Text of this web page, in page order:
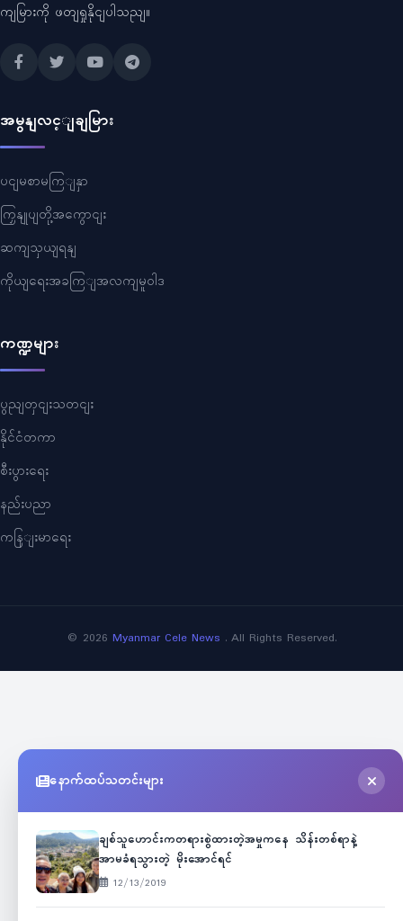
ကျမြားကို ဖတျရှုနိုငျပါသညျ။
အမွနျလင့ျချမြား
ပငျမစာမကြျနှာ
ကြှနျုပျတို့အကွောငျး
ဆကျသှယျရနျ
ကိုယျရေးအခကြျအလကျမူဝါဒ
ကဏ္ဍများ
ပွညျတှငျးသတငျး
နိုင်ငံတကာ
စီးပွားရေး
နည်းပညာ
ကနြျးမာရေး
© 2026 Myanmar Cele News . All Rights Reserved.
နောက်ထပ်သတင်းများ
ချစ်သူဟောင်းကတရားစွဲထားတဲ့အမှုကနေ သိန်းတစ်ရာနဲ့
အာမခံရသွားတဲ့ မိုးအောင်ရင်
12/13/2019